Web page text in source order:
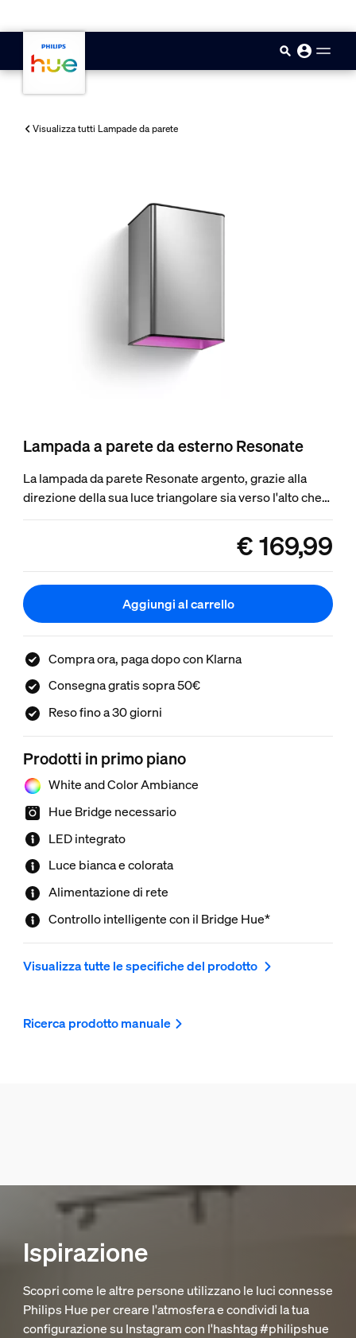
Visualizza tutti Lampade da parete
Lampada a parete da esterno Resonate
La lampada da parete Resonate argento, grazie alla
direzione della sua luce triangolare sia verso l'alto che
verso il basso, ti permette di illuminare verande e patio
product.with.€ 169,99
€ 169,99
Aggiungi al carrello
Compra ora, paga dopo con Klarna
Consegna gratis sopra 50€
Reso fino a 30 giorni
Prodotti in primo piano
White and Color Ambiance
Hue Bridge necessario
LED integrato
Luce bianca e colorata
Alimentazione di rete
Controllo intelligente con il Bridge Hue*
Visualizza tutte le specifiche del prodotto
Ricerca prodotto manuale
Ispirazione
Scopri come le altre persone utilizzano le luci connesse
Philips Hue per creare l'atmosfera e condividi la tua
configurazione su Instagram con l'hashtag #philipshue